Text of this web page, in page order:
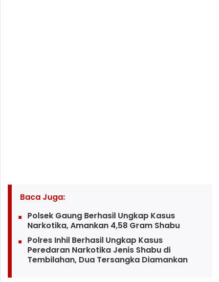
Baca Juga:
Polsek Gaung Berhasil Ungkap Kasus
Narkotika, Amankan 4,58 Gram Shabu
Polres Inhil Berhasil Ungkap Kasus
Peredaran Narkotika Jenis Shabu di
Tembilahan, Dua Tersangka Diamankan